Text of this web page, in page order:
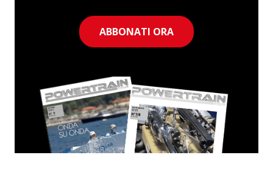
ABBONATI ORA